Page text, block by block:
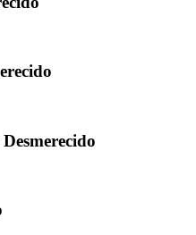
Desmerecido